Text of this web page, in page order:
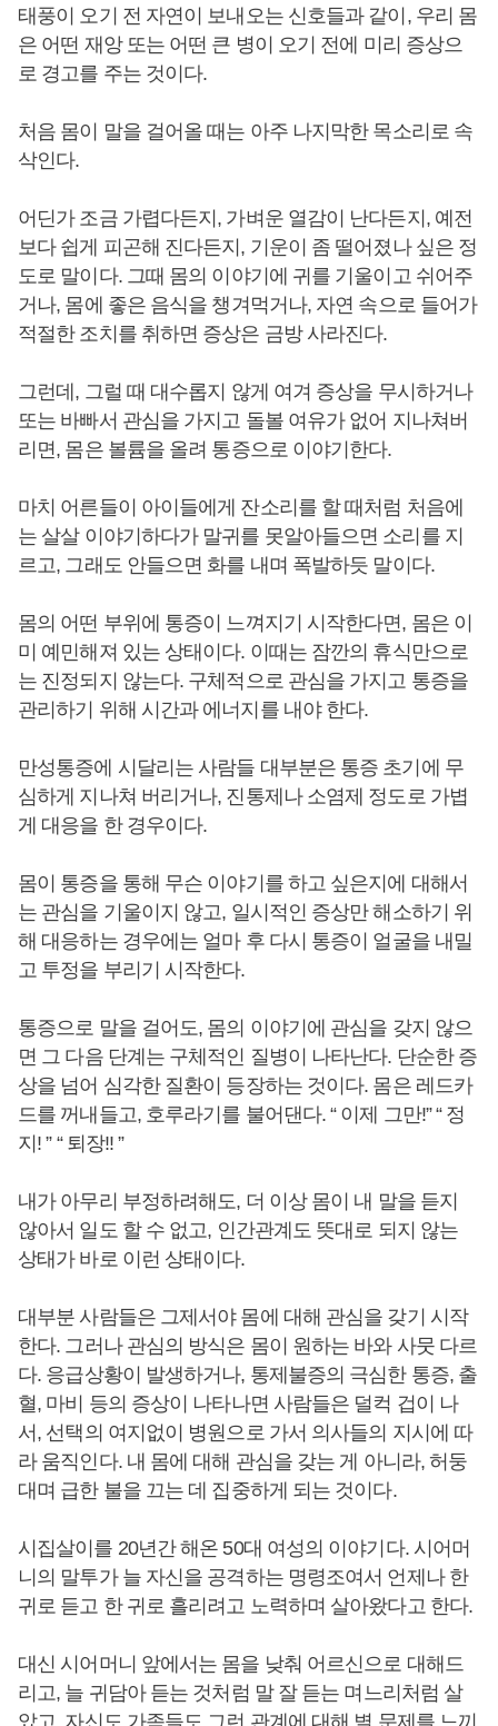
태풍이 오기 전 자연이 보내오는 신호들과 같이, 우리 몸
은 어떤 재앙 또는 어떤 큰 병이 오기 전에 미리 증상으
로 경고를 주는 것이다.
처음 몸이 말을 걸어올 때는 아주 나지막한 목소리로 속
삭인다.
어딘가 조금 가렵다든지, 가벼운 열감이 난다든지, 예전
보다 쉽게 피곤해 진다든지, 기운이 좀 떨어졌나 싶은 정
도로 말이다. 그때 몸의 이야기에 귀를 기울이고 쉬어주
거나, 몸에 좋은 음식을 챙겨먹거나, 자연 속으로 들어가
적절한 조치를 취하면 증상은 금방 사라진다.
그런데, 그럴 때 대수롭지 않게 여겨 증상을 무시하거나
또는 바빠서 관심을 가지고 돌볼 여유가 없어 지나쳐버
리면, 몸은 볼륨을 올려 통증으로 이야기한다.
마치 어른들이 아이들에게 잔소리를 할 때처럼 처음에
는 살살 이야기하다가 말귀를 못알아들으면 소리를 지
르고, 그래도 안들으면 화를 내며 폭발하듯 말이다.
몸의 어떤 부위에 통증이 느껴지기 시작한다면, 몸은 이
미 예민해져 있는 상태이다. 이때는 잠깐의 휴식만으로
는 진정되지 않는다. 구체적으로 관심을 가지고 통증을
관리하기 위해 시간과 에너지를 내야 한다.
만성통증에 시달리는 사람들 대부분은 통증 초기에 무
심하게 지나쳐 버리거나, 진통제나 소염제 정도로 가볍
게 대응을 한 경우이다.
몸이 통증을 통해 무슨 이야기를 하고 싶은지에 대해서
는 관심을 기울이지 않고, 일시적인 증상만 해소하기 위
해 대응하는 경우에는 얼마 후 다시 통증이 얼굴을 내밀
고 투정을 부리기 시작한다.
통증으로 말을 걸어도, 몸의 이야기에 관심을 갖지 않으
면 그 다음 단계는 구체적인 질병이 나타난다. 단순한 증
상을 넘어 심각한 질환이 등장하는 것이다. 몸은 레드카
드를 꺼내들고, 호루라기를 불어댄다. “ 이제 그만!” “ 정
지! ” “ 퇴장!! ”
내가 아무리 부정하려해도, 더 이상 몸이 내 말을 듣지
않아서 일도 할 수 없고, 인간관계도 뜻대로 되지 않는
상태가 바로 이런 상태이다.
대부분 사람들은 그제서야 몸에 대해 관심을 갖기 시작
한다. 그러나 관심의 방식은 몸이 원하는 바와 사뭇 다르
다. 응급상황이 발생하거나, 통제불증의 극심한 통증, 출
혈, 마비 등의 증상이 나타나면 사람들은 덜컥 겁이 나
서, 선택의 여지없이 병원으로 가서 의사들의 지시에 따
라 움직인다. 내 몸에 대해 관심을 갖는 게 아니라, 허둥
대며 급한 불을 끄는 데 집중하게 되는 것이다.
시집살이를 20년간 해온 50대 여성의 이야기다. 시어머
니의 말투가 늘 자신을 공격하는 명령조여서 언제나 한
귀로 듣고 한 귀로 흘리려고 노력하며 살아왔다고 한다.
대신 시어머니 앞에서는 몸을 낮춰 어르신으로 대해드
리고, 늘 귀담아 듣는 것처럼 말 잘 듣는 며느리처럼 살